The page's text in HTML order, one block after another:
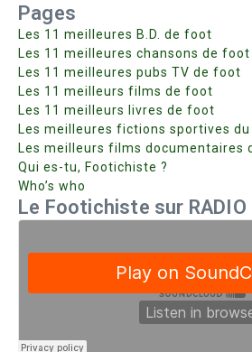
Pages
Les 11 meilleures B.D. de foot
Les 11 meilleures chansons de foot
Les 11 meilleures pubs TV de foot
Les 11 meilleurs films de foot
Les 11 meilleurs livres de foot
Les meilleures fictions sportives du
Les meilleurs films documentaires
Qui es-tu, Footichiste ?
Who’s who
Le Footichiste sur RADIO